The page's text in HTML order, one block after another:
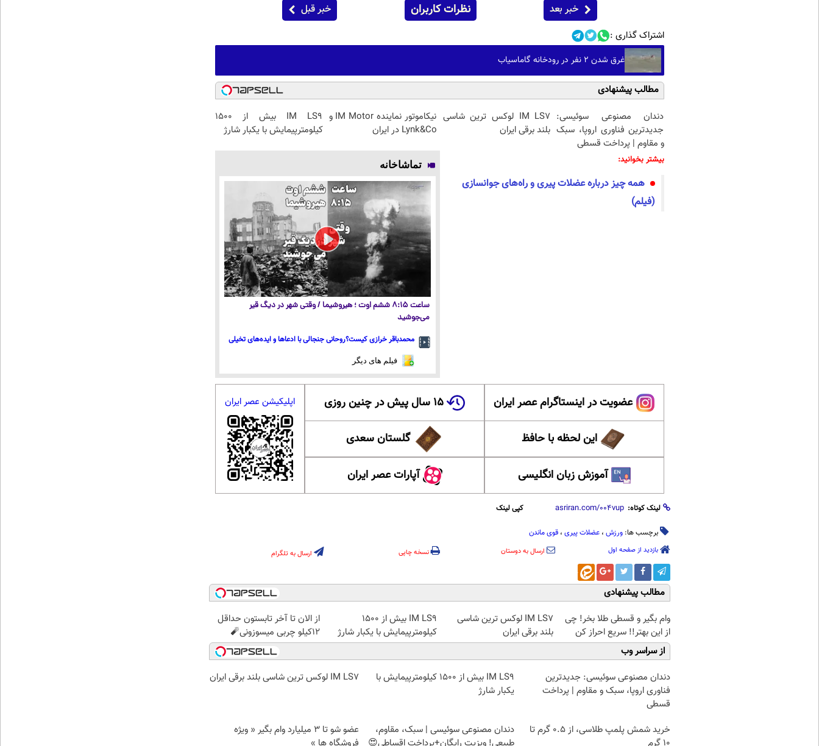
خبر بعد نظرات کاربران خبر قبل
اشتراک گذاری :
غرق شدن ۲ نفر در رودخانه گاماسیاب
مطالب پیشنهادی
دندان مصنوعی سوئیسی:
جدیدترین فناوری اروپا، سبک
و مقاوم | پرداخت قسطی
IM LS7 لوکس ترین شاسی
بلند برقی ایران
نیکاموتور نماینده IM Motor و
Lynk&Co در ایران
IM LS9 بیش از 1500
کیلومترپیمایش با یکبار شارژ
بیشتر بخوانید:
همه چیز درباره عضلات پیری و راه‌های جوانسازی
(فیلم)
تماشاخانه
ساعت ۸:۱۵ ششم اوت ؛ هیروشیما / وقتی شهر در دیگ قیر
می‌جوشید
محمدباقر خرازی کیست؟روحانی جنجالی با ادعاها و ایده‌های تخیلی
فیلم های دیگر
عضویت در اینستاگرام عصر ایران ۱۵ سال پیش در چنین روزی
این لحظه با حافظ گلستان سعدی
آموزش زبان انگلیسی آپارات عصر ایران
اپلیکیشن عصر ایران
لینک کوتاه: کپی لینک
برچسب ها: ورزش ، عضلات پیری ، قوی ماندن
بازدید از صفحه اول ارسال به دوستان نسخه چاپی ارسال به تلگرام
مطالب پیشنهادی
وام بگیر و قسطی طلا بخر! چی
از این بهتر!! سریع احراز کن
IM LS7 لوکس ترین شاسی
بلند برقی ایران
IM LS9 بیش از 1500
کیلومترپیمایش با یکبار شارژ
از الان تا آخر تابستون حداقل
12کیلو چربی میسوزونی🧨
از سراسر وب
دندان مصنوعی سوئیسی: جدیدترین
فناوری اروپا، سبک و مقاوم | پرداخت
قسطی
IM LS9 بیش از 1500 کیلومترپیمایش با
یکبار شارژ
IM LS7 لوکس ترین شاسی بلند برقی ایران
خرید شمش پلمپ طلاسی، از ۰.۵ گرم تا
دندان مصنوعی سوئیسی | سبک، مقاوم،
عضو شو تا 3 میلیارد وام بگیر « ویژه